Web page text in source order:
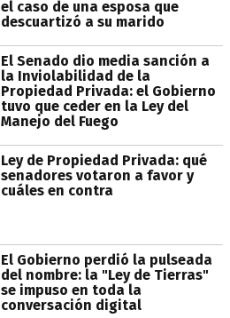
el caso de una esposa que
descuartizó a su marido
El Senado dio media sanción a
la Inviolabilidad de la
Propiedad Privada: el Gobierno
tuvo que ceder en la Ley del
Manejo del Fuego
Ley de Propiedad Privada: qué
senadores votaron a favor y
cuáles en contra
El Gobierno perdió la pulseada
del nombre: la "Ley de Tierras"
se impuso en toda la
conversación digital